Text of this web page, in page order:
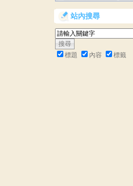
站內搜尋
標題 內容 標籤